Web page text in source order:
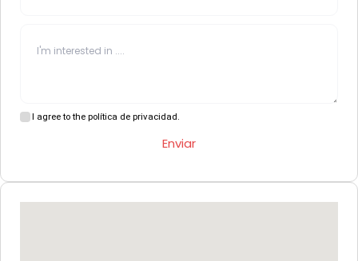
I agree to the política de privacidad.
Enviar